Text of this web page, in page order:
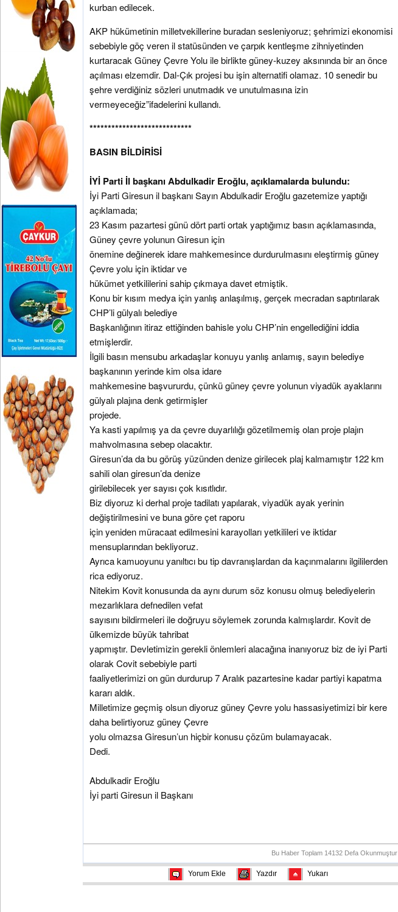
kurban edilecek.
AKP hükümetinin milletvekillerine buradan sesleniyoruz; şehrimizi ekonomisi
sebebiyle göç veren il statüsünden ve çarpık kentleşme zihniyetinden
kurtaracak Güney Çevre Yolu ile birlikte güney-kuzey aksınında bir an önce
açılması elzemdir. Dal-Çık projesi bu işin alternatifi olamaz. 10 senedir bu
şehre verdiğiniz sözleri unutmadık ve unutulmasına izin
vermeyeceğiz”ifadelerini kullandı.
****************************
BASIN BİLDİRİSİ
İYİ Parti İl başkanı Abdulkadir Eroğlu, açıklamalarda bulundu:
İyi Parti Giresun il başkanı Sayın Abdulkadir Eroğlu gazetemize yaptığı
açıklamada;
23 Kasım pazartesi günü dört parti ortak yaptığımız basın açıklamasında,
Güney çevre yolunun Giresun için
önemine değinerek idare mahkemesince durdurulmasını eleştirmiş güney
Çevre yolu için iktidar ve
hükümet yetkililerini sahip çıkmaya davet etmiştik.
Konu bir kısım medya için yanlış anlaşılmış, gerçek mecradan saptırılarak
CHP’li gülyalı belediye
Başkanlığının itiraz ettiğinden bahisle yolu CHP’nin engellediğini iddia
etmişlerdir.
İlgili basın mensubu arkadaşlar konuyu yanlış anlamış, sayın belediye
başkanının yerinde kim olsa idare
mahkemesine başvururdu, çünkü güney çevre yolunun viyadük ayaklarını
gülyalı plajına denk getirmişler
projede.
Ya kasti yapılmış ya da çevre duyarlılığı gözetilmemiş olan proje plajın
mahvolmasına sebep olacaktır.
Giresun’da da bu görüş yüzünden denize girilecek plaj kalmamıştır 122 km
sahili olan giresun’da denize
girilebilecek yer sayısı çok kısıtlıdır.
Biz diyoruz ki derhal proje tadilatı yapılarak, viyadük ayak yerinin
değiştirilmesini ve buna göre çet raporu
için yeniden müracaat edilmesini karayolları yetkilileri ve iktidar
mensuplarından bekliyoruz.
Ayrıca kamuoyunu yanıltıcı bu tip davranışlardan da kaçınmalarını ilgililerden
rica ediyoruz.
Nitekim Kovit konusunda da aynı durum söz konusu olmuş belediyelerin
mezarlıklara defnedilen vefat
sayısını bildirmeleri ile doğruyu söylemek zorunda kalmışlardır. Kovit de
ülkemizde büyük tahribat
yapmıştır. Devletimizin gerekli önlemleri alacağına inanıyoruz biz de iyi Parti
olarak Covit sebebiyle parti
faaliyetlerimizi on gün durdurup 7 Aralık pazartesine kadar partiyi kapatma
kararı aldık.
Milletimize geçmiş olsun diyoruz güney Çevre yolu hassasiyetimizi bir kere
daha belirtiyoruz güney Çevre
yolu olmazsa Giresun’un hiçbir konusu çözüm bulamayacak.
Dedi.
Abdulkadir Eroğlu
İyi parti Giresun il Başkanı
Bu Haber Toplam 14132 Defa Okunmuştur
Yorum Ekle Yazdır Yukarı